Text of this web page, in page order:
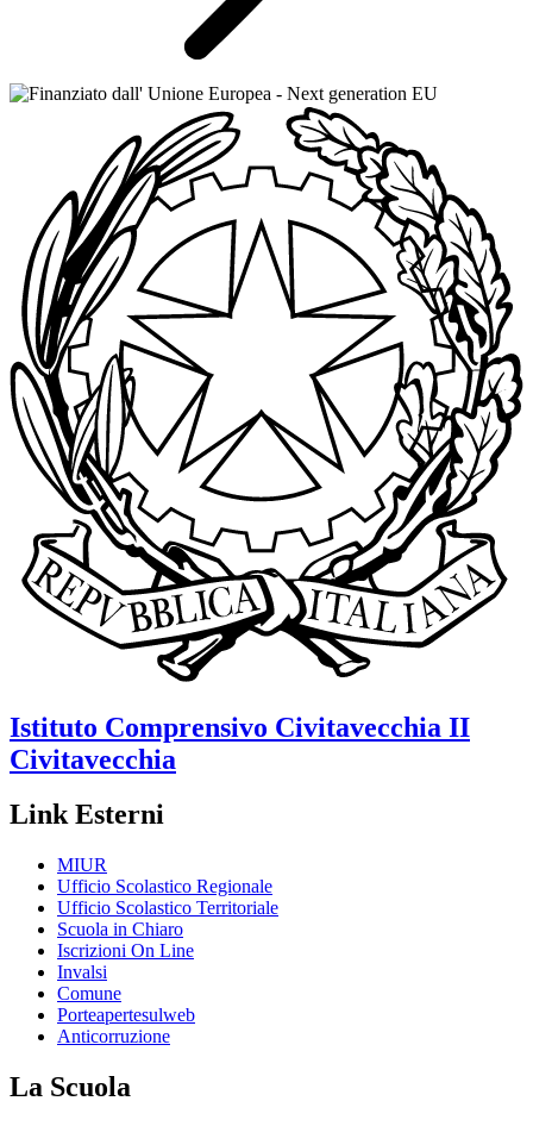
Istituto Comprensivo Civitavecchia II
Civitavecchia
Link Esterni
MIUR
Ufficio Scolastico Regionale
Ufficio Scolastico Territoriale
Scuola in Chiaro
Iscrizioni On Line
Invalsi
Comune
Porteapertesulweb
Anticorruzione
La Scuola